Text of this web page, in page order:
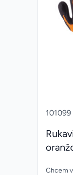
101099
Chcem